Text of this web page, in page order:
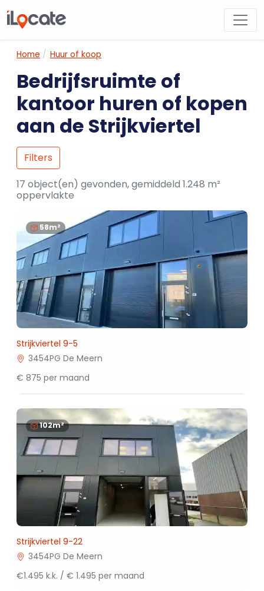
Home Huur of koop
Bedrijfsruimte of
kantoor huren of kopen
aan de Strijkviertel
Filters
17 object(en) gevonden, gemiddeld 1.248 m²
oppervlakte
58m²
Strijkviertel 9-5
3454PG De Meern
€ 875 per maand
102m²
Strijkviertel 9-22
3454PG De Meern
€1.495 k.k. / € 1.495 per maand